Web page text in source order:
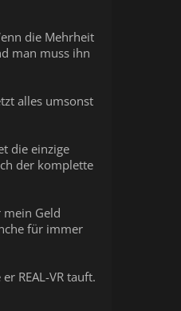
die Mehrheit
man muss ihn
alles umsonst
die einzige
der komplette
Geld
für immer
REAL-VR tauft.